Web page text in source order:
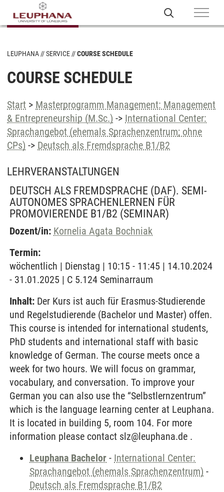
LEUPHANA SERVICE COURSE SCHEDULE
COURSE SCHEDULE
Start > Masterprogramm Management: Management
& Entrepreneurship (M.Sc.) -> International Center:
Sprachangebot (ehemals Sprachenzentrum; ohne
CPs) -> Deutsch als Fremdsprache B1/B2
LEHRVERANSTALTUNGEN
DEUTSCH ALS FREMDSPRACHE (DAF). SEMI-
AUTONOMES SPRACHENLERNEN FÜR
PROMOVIERENDE B1/B2 (SEMINAR)
Dozent/in: Kornelia Agata Bochniak
Termin:
wöchentlich | Dienstag | 10:15 - 11:45 | 14.10.2024
- 31.01.2025 | C 5.124 Seminarraum
Inhalt: Der Kurs ist auch für Erasmus-Studierende
und Regelstudierende (Bachelor und Master) offen.
This course is intended for international students,
PhD students and international staff with basic
knowledge of German. The course meets once a
week for two hours. We will focus on grammar,
vocabulary, and conversation. To improve your
German you can also use the “Selbstlernzentrum”
which is the language learning center at Leuphana.
It is located in building 5, room 104. For more
information please contact slz@leuphana.de .
Leuphana Bachelor - International Center:
Sprachangebot (ehemals Sprachenzentrum) -
Deutsch als Fremdsprache B1/B2